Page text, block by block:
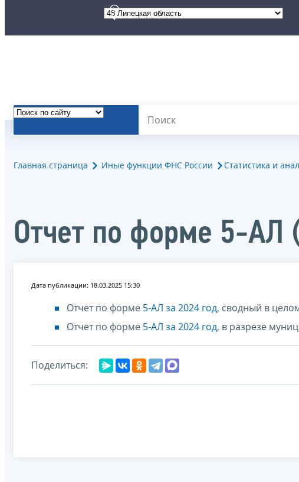
Главная страница Иные функции ФНС России Статистика и
Отчет по форме 5-АЛ
Дата публикации: 18.03.2025 15:30
Отчет по форме 5-АЛ за 2024 год, сводный в
Отчет по форме 5-АЛ за 2024 год, в разрезе
Поделиться: